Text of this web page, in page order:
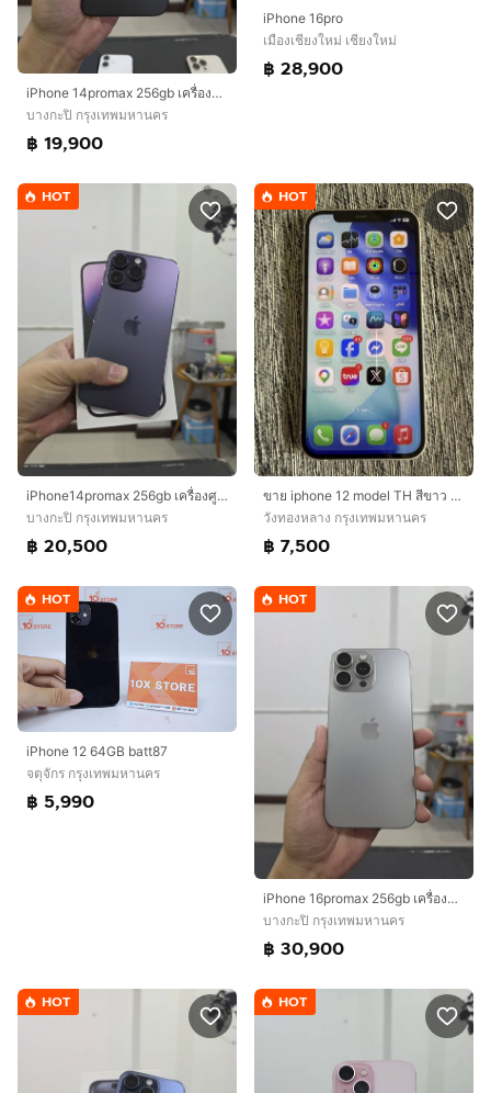
iPhone 14promax 256gb เครื่องศูนย์ไทย
บางกะปิ กรุงเทพมหานคร
฿ 19,900
iPhone 16pro
เมืองเชียงใหม่ เชียงใหม่
฿ 28,900
HOT
iPhone14promax 256gb เครื่องศูนย์ไทยเดิมๆ
บางกะปิ กรุงเทพมหานคร
฿ 20,500
HOT
ขาย iphone 12 model TH สีขาว 128GB เดิมๆสภาพขาว ใส สวยมาก
วังทองหลาง กรุงเทพมหานคร
฿ 7,500
HOT
iPhone 12 64GB batt87
จตุจักร กรุงเทพมหานคร
฿ 5,990
HOT
iPhone 16promax 256gb เครื่องศูนย์ไทยเดิมๆ
บางกะปิ กรุงเทพมหานคร
฿ 30,900
HOT HOT